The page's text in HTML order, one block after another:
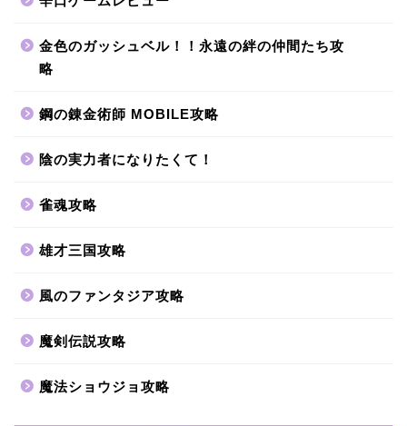
金色のガッシュベル！！永遠の絆の仲間たち攻
略
鋼の錬金術師 MOBILE攻略
陰の実力者になりたくて！
雀魂攻略
雄才三国攻略
風のファンタジア攻略
魔剣伝説攻略
魔法ショウジョ攻略